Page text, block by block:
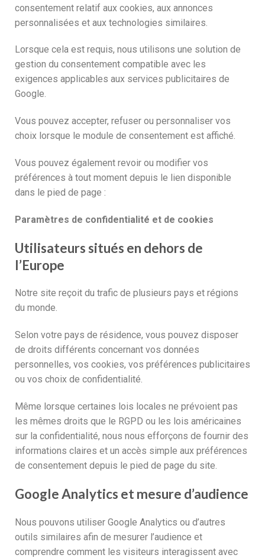
consentement relatif aux cookies, aux annonces
personnalisées et aux technologies similaires.
Lorsque cela est requis, nous utilisons une solution de
gestion du consentement compatible avec les
exigences applicables aux services publicitaires de
Google.
Vous pouvez accepter, refuser ou personnaliser vos
choix lorsque le module de consentement est affiché.
Vous pouvez également revoir ou modifier vos
préférences à tout moment depuis le lien disponible
dans le pied de page :
Paramètres de confidentialité et de cookies
Utilisateurs situés en dehors de
l’Europe
Notre site reçoit du trafic de plusieurs pays et régions
du monde.
Selon votre pays de résidence, vous pouvez disposer
de droits différents concernant vos données
personnelles, vos cookies, vos préférences publicitaires
ou vos choix de confidentialité.
Même lorsque certaines lois locales ne prévoient pas
les mêmes droits que le RGPD ou les lois américaines
sur la confidentialité, nous nous efforçons de fournir des
informations claires et un accès simple aux préférences
de consentement depuis le pied de page du site.
Google Analytics et mesure d’audience
Nous pouvons utiliser Google Analytics ou d’autres
outils similaires afin de mesurer l’audience et
comprendre comment les visiteurs interagissent avec